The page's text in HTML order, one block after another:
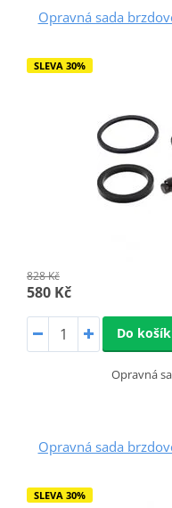
Opravná sada
SLEVA 30%
828 Kč
580 Kč
Do
Opravná
Opravná sada
SLEVA 30%